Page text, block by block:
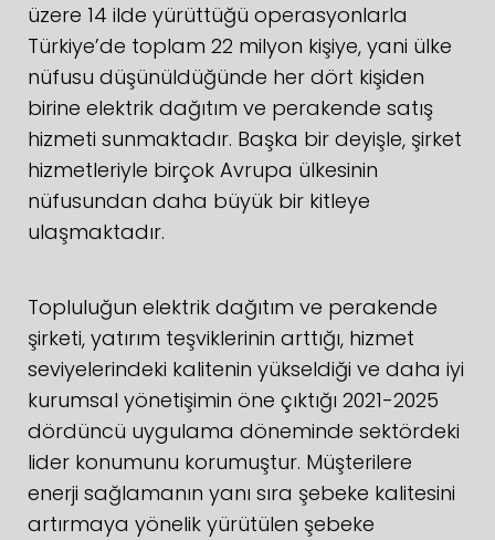
üzere 14 ilde yürüttüğü operasyonlarla
Türkiye’de toplam 22 milyon kişiye, yani ülke
nüfusu düşünüldüğünde her dört kişiden
birine elektrik dağıtım ve perakende satış
hizmeti sunmaktadır. Başka bir deyişle, şirket
hizmetleriyle birçok Avrupa ülkesinin
nüfusundan daha büyük bir kitleye
ulaşmaktadır.
Topluluğun elektrik dağıtım ve perakende
şirketi, yatırım teşviklerinin arttığı, hizmet
seviyelerindeki kalitenin yükseldiği ve daha iyi
kurumsal yönetişimin öne çıktığı 2021-2025
dördüncü uygulama döneminde sektördeki
lider konumunu korumuştur. Müşterilere
enerji sağlamanın yanı sıra şebeke kalitesini
artırmaya yönelik yürütülen şebeke